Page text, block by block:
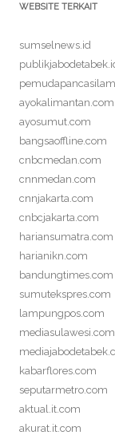
WEBSITE TERKAIT
sumselnews.id
ayokalimantan.com
ayosumut.com
bangsaoffline.com
cnbcmedan.com
cnnmedan.com
cnnjakarta.com
cnbcjakarta.com
hariansumatra.com
harianikn.com
bandungtimes.com
sumutekspres.com
lampungpos.com
mediasulawesi.com
kabarflores.com
seputarmetro.com
aktual.it.com
akurat.it.com